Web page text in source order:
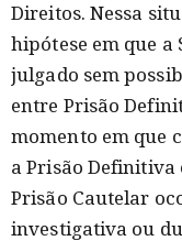
Direitos. Nessa
hipótese em que
julgado sem
entre Prisão
momento em que
a Prisão Definitiva
Prisão Cautelar
investigativa ou